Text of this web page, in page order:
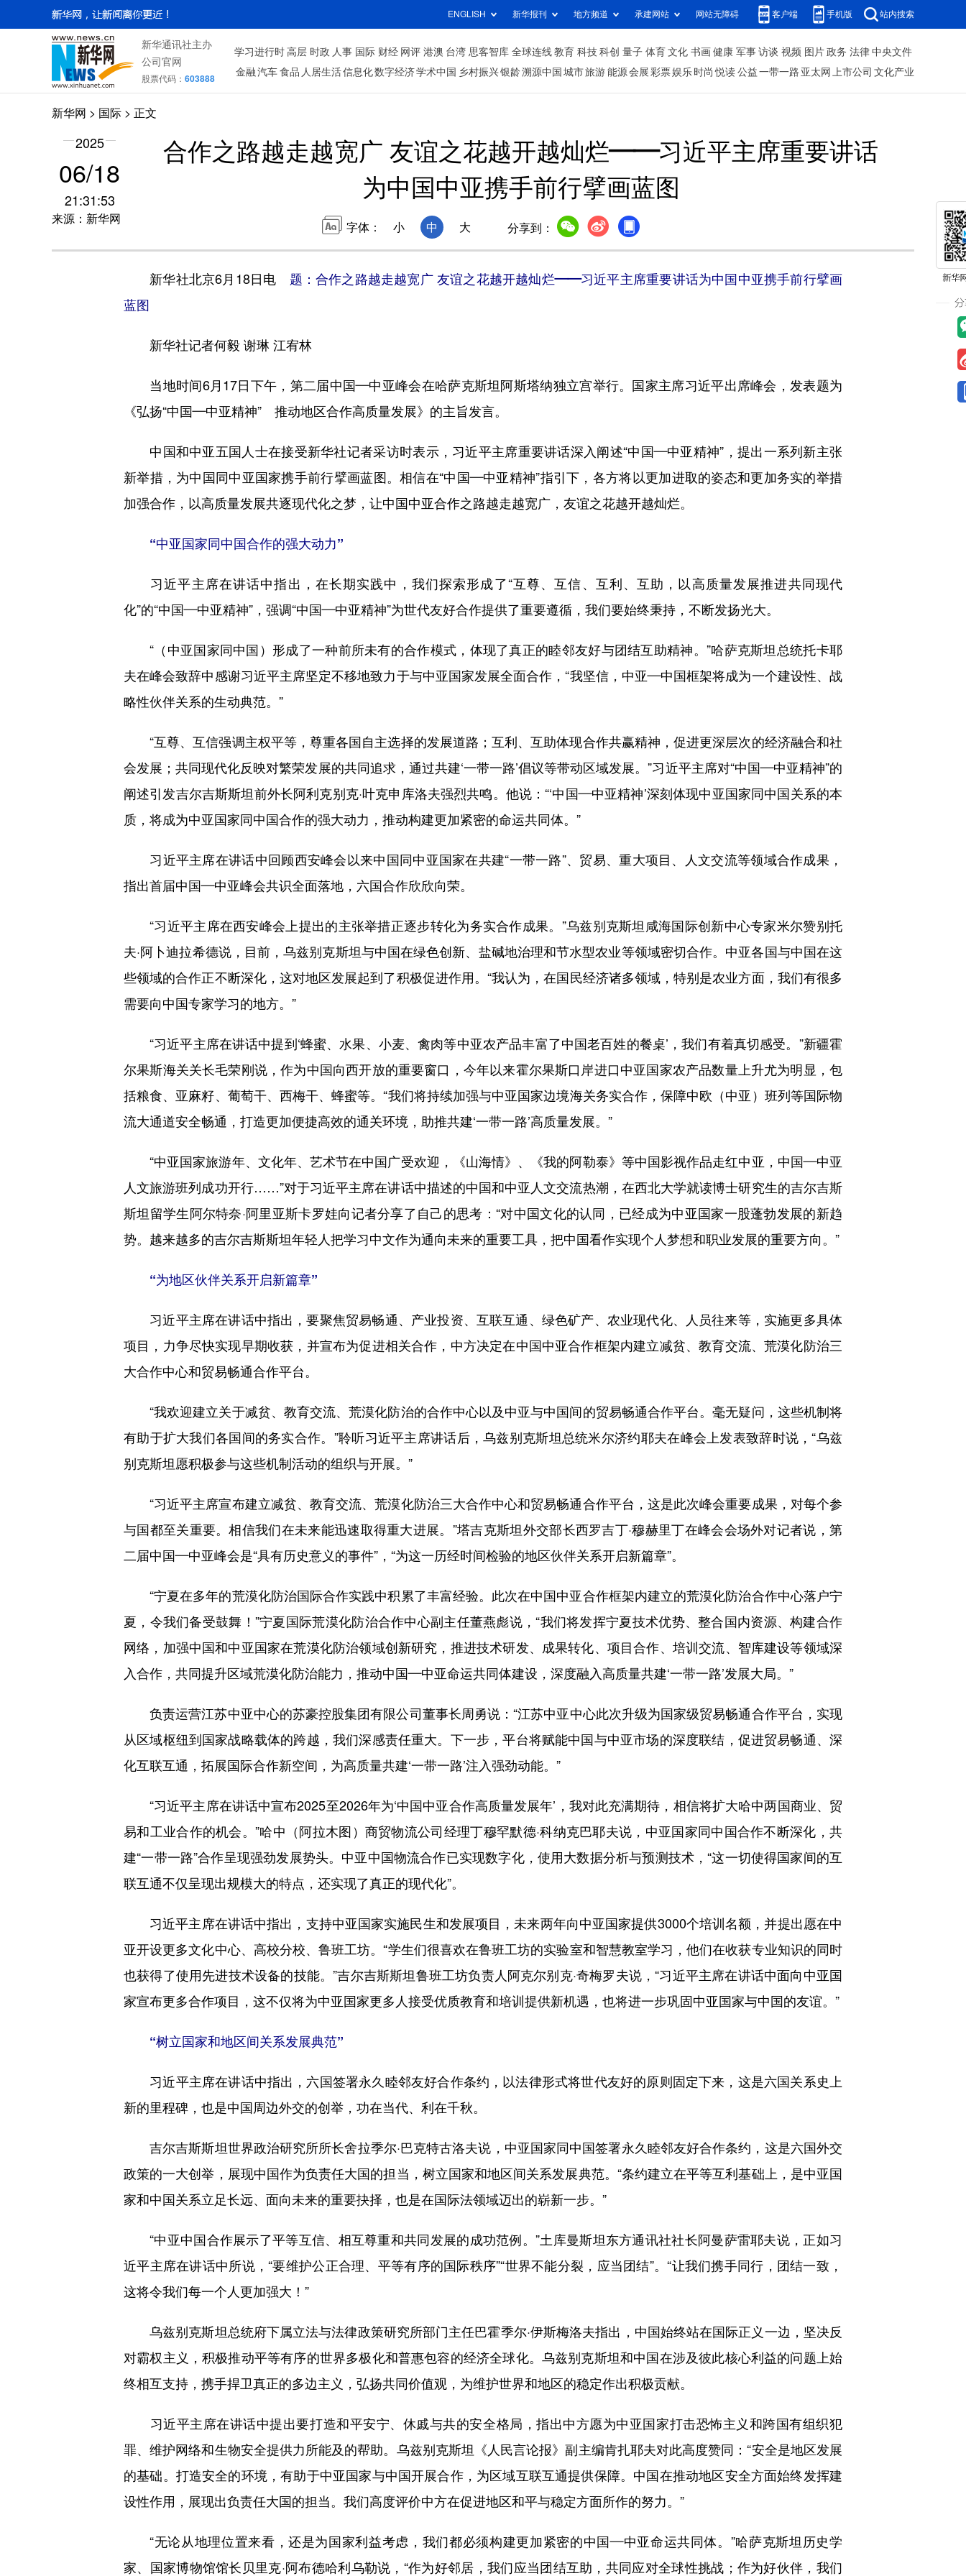
ENGLISH 新华报刊 地方频道 承建网站 网站无障碍 客户端 手机版 站内搜索
新华通讯社主办
公司官网
股票代码： 603888
学习进行时 高层 时政 人事 国际 财经 网评 港澳 台湾 思客智库 全球连线 教育 科技 科创 量子 体育 文化 书画 健康 军事 访谈 视频 图片 政务 法律 中央文件
金融 汽车 食品 人居生活信息化数字经济学术中国 乡村振兴银龄溯源中国 城市旅游 能源 会展 彩票娱乐 时尚 悦读 公益 一带一路 亚太网 上市公司 文化产业
新华网 > 国际 > 正文
2025
06/18
21:31:53
来源：新华网
合作之路越走越宽广 友谊之花越开越灿烂——习近平主席重要讲话
为中国中亚携手前行擘画蓝图
字体： 小 中 大 分享到：
新华社北京6月18日电 题：合作之路越走越宽广 友谊之花越开越灿烂——习近平主席重要讲话为中国中亚携手前行擘画
蓝图
新华社记者何毅 谢琳 江宥林
当地时间6月17日下午，第二届中国—中亚峰会在哈萨克斯坦阿斯塔纳独立宫举行。国家主席习近平出席峰会，发表题为
《弘扬“中国—中亚精神” 推动地区合作高质量发展》的主旨发言。
中国和中亚五国人士在接受新华社记者采访时表示，习近平主席重要讲话深入阐述“中国—中亚精神”，提出一系列新主张
新举措，为中国同中亚国家携手前行擘画蓝图。相信在“中国—中亚精神”指引下，各方将以更加进取的姿态和更加务实的举措
加强合作，以高质量发展共逐现代化之梦，让中国中亚合作之路越走越宽广，友谊之花越开越灿烂。
“中亚国家同中国合作的强大动力”
习近平主席在讲话中指出，在长期实践中，我们探索形成了“互尊、互信、互利、互助，以高质量发展推进共同现代
化”的“中国—中亚精神”，强调“中国—中亚精神”为世代友好合作提供了重要遵循，我们要始终秉持，不断发扬光大。
“（中亚国家同中国）形成了一种前所未有的合作模式，体现了真正的睦邻友好与团结互助精神。”哈萨克斯坦总统托卡耶
夫在峰会致辞中感谢习近平主席坚定不移地致力于与中亚国家发展全面合作，“我坚信，中亚—中国框架将成为一个建设性、战
略性伙伴关系的生动典范。”
“互尊、互信强调主权平等，尊重各国自主选择的发展道路；互利、互助体现合作共赢精神，促进更深层次的经济融合和社
会发展；共同现代化反映对繁荣发展的共同追求，通过共建‘一带一路’倡议等带动区域发展。”习近平主席对“中国—中亚精神”的
阐述引发吉尔吉斯斯坦前外长阿利克别克·叶克申库洛夫强烈共鸣。他说：“‘中国—中亚精神’深刻体现中亚国家同中国关系的本
质，将成为中亚国家同中国合作的强大动力，推动构建更加紧密的命运共同体。”
习近平主席在讲话中回顾西安峰会以来中国同中亚国家在共建“一带一路”、贸易、重大项目、人文交流等领域合作成果，
指出首届中国—中亚峰会共识全面落地，六国合作欣欣向荣。
“习近平主席在西安峰会上提出的主张举措正逐步转化为务实合作成果。”乌兹别克斯坦咸海国际创新中心专家米尔赞别托
夫·阿卜迪拉希德说，目前，乌兹别克斯坦与中国在绿色创新、盐碱地治理和节水型农业等领域密切合作。中亚各国与中国在这
些领域的合作正不断深化，这对地区发展起到了积极促进作用。“我认为，在国民经济诸多领域，特别是农业方面，我们有很多
需要向中国专家学习的地方。”
“习近平主席在讲话中提到‘蜂蜜、水果、小麦、禽肉等中亚农产品丰富了中国老百姓的餐桌’，我们有着真切感受。”新疆霍
尔果斯海关关长毛荣刚说，作为中国向西开放的重要窗口，今年以来霍尔果斯口岸进口中亚国家农产品数量上升尤为明显，包
括粮食、亚麻籽、葡萄干、西梅干、蜂蜜等。“我们将持续加强与中亚国家边境海关务实合作，保障中欧（中亚）班列等国际物
流大通道安全畅通，打造更加便捷高效的通关环境，助推共建‘一带一路’高质量发展。”
“中亚国家旅游年、文化年、艺术节在中国广受欢迎，《山海情》、《我的阿勒泰》等中国影视作品走红中亚，中国—中亚
人文旅游班列成功开行……”对于习近平主席在讲话中描述的中国和中亚人文交流热潮，在西北大学就读博士研究生的吉尔吉斯
斯坦留学生阿尔特奈·阿里亚斯卡罗娃向记者分享了自己的思考：“对中国文化的认同，已经成为中亚国家一股蓬勃发展的新趋
势。越来越多的吉尔吉斯斯坦年轻人把学习中文作为通向未来的重要工具，把中国看作实现个人梦想和职业发展的重要方向。”
“为地区伙伴关系开启新篇章”
习近平主席在讲话中指出，要聚焦贸易畅通、产业投资、互联互通、绿色矿产、农业现代化、人员往来等，实施更多具体
项目，力争尽快实现早期收获，并宣布为促进相关合作，中方决定在中国中亚合作框架内建立减贫、教育交流、荒漠化防治三
大合作中心和贸易畅通合作平台。
“我欢迎建立关于减贫、教育交流、荒漠化防治的合作中心以及中亚与中国间的贸易畅通合作平台。毫无疑问，这些机制将
有助于扩大我们各国间的务实合作。”聆听习近平主席讲话后，乌兹别克斯坦总统米尔济约耶夫在峰会上发表致辞时说，“乌兹
别克斯坦愿积极参与这些机制活动的组织与开展。”
“习近平主席宣布建立减贫、教育交流、荒漠化防治三大合作中心和贸易畅通合作平台，这是此次峰会重要成果，对每个参
与国都至关重要。相信我们在未来能迅速取得重大进展。”塔吉克斯坦外交部长西罗吉丁·穆赫里丁在峰会会场外对记者说，第
二届中国—中亚峰会是“具有历史意义的事件”，“为这一历经时间检验的地区伙伴关系开启新篇章”。
“宁夏在多年的荒漠化防治国际合作实践中积累了丰富经验。此次在中国中亚合作框架内建立的荒漠化防治合作中心落户宁
夏，令我们备受鼓舞！”宁夏国际荒漠化防治合作中心副主任董燕彪说，“我们将发挥宁夏技术优势、整合国内资源、构建合作
网络，加强中国和中亚国家在荒漠化防治领域创新研究，推进技术研发、成果转化、项目合作、培训交流、智库建设等领域深
入合作，共同提升区域荒漠化防治能力，推动中国—中亚命运共同体建设，深度融入高质量共建‘一带一路’发展大局。”
负责运营江苏中亚中心的苏豪控股集团有限公司董事长周勇说：“江苏中亚中心此次升级为国家级贸易畅通合作平台，实现
从区域枢纽到国家战略载体的跨越，我们深感责任重大。下一步，平台将赋能中国与中亚市场的深度联结，促进贸易畅通、深
化互联互通，拓展国际合作新空间，为高质量共建‘一带一路’注入强劲动能。”
“习近平主席在讲话中宣布2025至2026年为‘中国中亚合作高质量发展年’，我对此充满期待，相信将扩大哈中两国商业、贸
易和工业合作的机会。”哈中（阿拉木图）商贸物流公司经理丁穆罕默德·科纳克巴耶夫说，中亚国家同中国合作不断深化，共
建“一带一路”合作呈现强劲发展势头。中亚中国物流合作已实现数字化，使用大数据分析与预测技术，“这一切使得国家间的互
联互通不仅呈现出规模大的特点，还实现了真正的现代化”。
习近平主席在讲话中指出，支持中亚国家实施民生和发展项目，未来两年向中亚国家提供3000个培训名额，并提出愿在中
亚开设更多文化中心、高校分校、鲁班工坊。“学生们很喜欢在鲁班工坊的实验室和智慧教室学习，他们在收获专业知识的同时
也获得了使用先进技术设备的技能。”吉尔吉斯斯坦鲁班工坊负责人阿克尔别克·奇梅罗夫说，“习近平主席在讲话中面向中亚国
家宣布更多合作项目，这不仅将为中亚国家更多人接受优质教育和培训提供新机遇，也将进一步巩固中亚国家与中国的友谊。”
“树立国家和地区间关系发展典范”
习近平主席在讲话中指出，六国签署永久睦邻友好合作条约，以法律形式将世代友好的原则固定下来，这是六国关系史上
新的里程碑，也是中国周边外交的创举，功在当代、利在千秋。
吉尔吉斯斯坦世界政治研究所所长舍拉季尔·巴克特古洛夫说，中亚国家同中国签署永久睦邻友好合作条约，这是六国外交
政策的一大创举，展现中国作为负责任大国的担当，树立国家和地区间关系发展典范。“条约建立在平等互利基础上，是中亚国
家和中国关系立足长远、面向未来的重要抉择，也是在国际法领域迈出的崭新一步。”
“中亚中国合作展示了平等互信、相互尊重和共同发展的成功范例。”土库曼斯坦东方通讯社社长阿曼萨雷耶夫说，正如习
近平主席在讲话中所说，“要维护公正合理、平等有序的国际秩序”“世界不能分裂，应当团结”。“让我们携手同行，团结一致，
这将令我们每一个人更加强大！”
乌兹别克斯坦总统府下属立法与法律政策研究所部门主任巴霍季尔·伊斯梅洛夫指出，中国始终站在国际正义一边，坚决反
对霸权主义，积极推动平等有序的世界多极化和普惠包容的经济全球化。乌兹别克斯坦和中国在涉及彼此核心利益的问题上始
终相互支持，携手捍卫真正的多边主义，弘扬共同价值观，为维护世界和地区的稳定作出积极贡献。
习近平主席在讲话中提出要打造和平安宁、休戚与共的安全格局，指出中方愿为中亚国家打击恐怖主义和跨国有组织犯
罪、维护网络和生物安全提供力所能及的帮助。乌兹别克斯坦《人民言论报》副主编肯扎耶夫对此高度赞同：“安全是地区发展
的基础。打造安全的环境，有助于中亚国家与中国开展合作，为区域互联互通提供保障。中国在推动地区安全方面始终发挥建
设性作用，展现出负责任大国的担当。我们高度评价中方在促进地区和平与稳定方面所作的努力。”
“无论从地理位置来看，还是为国家利益考虑，我们都必须构建更加紧密的中国—中亚命运共同体。”哈萨克斯坦历史学
家、国家博物馆馆长贝里克·阿布德哈利乌勒说，“作为好邻居，我们应当团结互助，共同应对全球性挑战；作为好伙伴，我们